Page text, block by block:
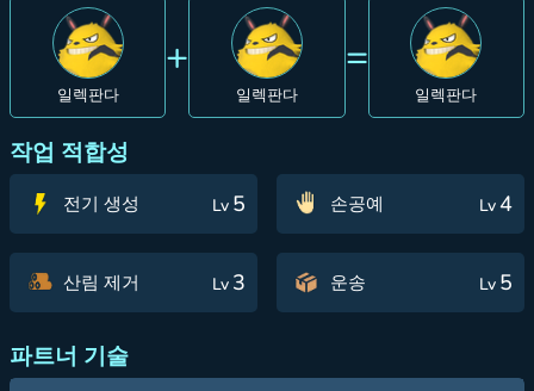
일렉판다
+
일렉판다
=
일렉판다
작업 적합성
전기 생성 Lv 5 손공예 Lv4
산림 제거 Lv 3 운송 Lv 5
파트너 기술